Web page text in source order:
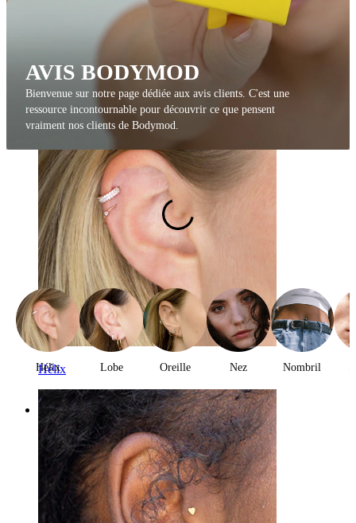
Hélix
AVIS BODYMOD
Bienvenue sur notre page dédiée aux avis clients. C'est une
ressource incontournable pour découvrir ce que pensent
vraiment nos clients de Bodymod.
Hélix Lobe Oreille Nez Nombril
Catégories
Nombril
Lèvre
Téton
Industriel